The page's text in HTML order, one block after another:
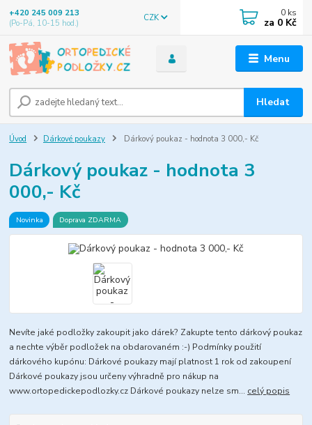
Menu
CZK
Hledat
+420 245 009 213
(Po-Pá, 10-15 hod.)
0 ks
za 0 Kč
Úvod Dárkové poukazy Dárkový poukaz - hodnota 3 000,- Kč
Dárkový poukaz - hodnota 3
000,- Kč
Novinka Doprava ZDARMA
Nevíte jaké podložky zakoupit jako dárek? Zakupte tento dárkový poukaz
a nechte výběr podložek na obdarovaném :-) Podmínky použití
dárkového kupónu: Dárkové poukazy mají platnost 1 rok od zakoupení
Dárkové poukazy jsou určeny výhradně pro nákup na
www.ortopedickepodlozky.cz Dárkové poukazy nelze sm... celý popis